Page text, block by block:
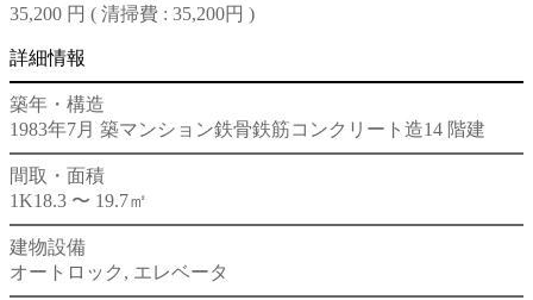
35,200 円 ( 清掃費 : 35,200円 )
詳細情報
築年・構造
1983年7月 築マンション鉄骨鉄筋コンクリート造14 階建
間取・面積
1K18.3 〜 19.7㎡
建物設備
オートロック, エレベータ